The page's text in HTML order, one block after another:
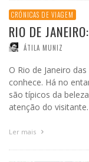
CRÓNICAS DE VIAGEM
RIO DE
ÁTILA MUNIZ
O Rio de Janeiro
conhece. Há no
são típicos da
atenção do visitante.
Ler mais